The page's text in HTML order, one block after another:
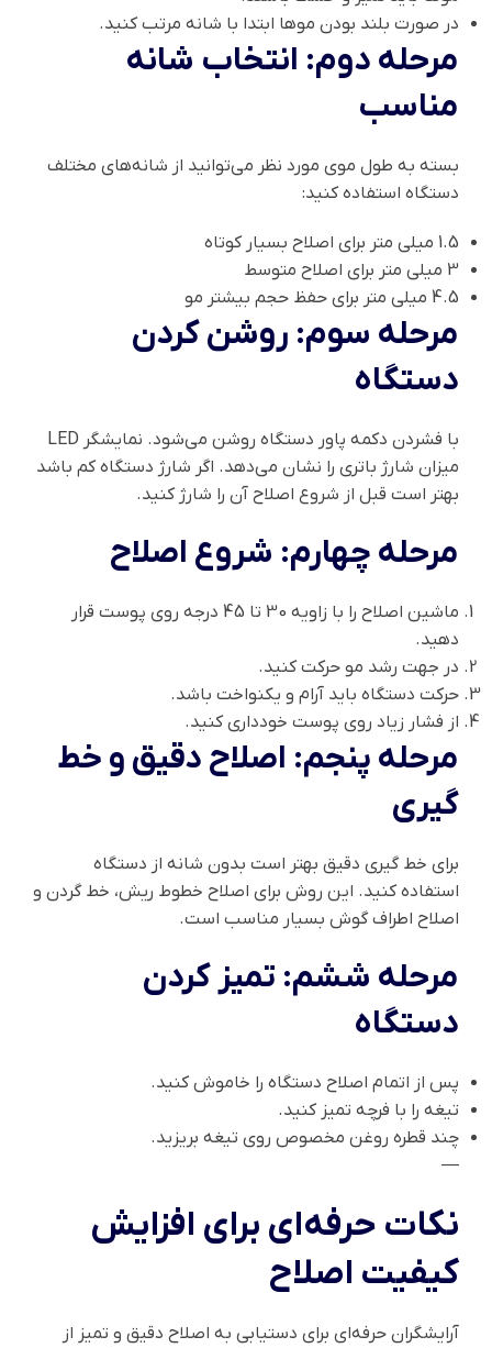
در صورت بلند بودن موها ابتدا با شانه مرتب کنید.
مرحله دوم: انتخاب شانه
مناسب
بسته به طول موی مورد نظر می‌توانید از شانه‌های مختلف
دستگاه استفاده کنید:
1.5 میلی متر برای اصلاح بسیار کوتاه
3 میلی متر برای اصلاح متوسط
4.5 میلی متر برای حفظ حجم بیشتر مو
مرحله سوم: روشن کردن
دستگاه
با فشردن دکمه پاور دستگاه روشن می‌شود. نمایشگر LED
میزان شارژ باتری را نشان می‌دهد. اگر شارژ دستگاه کم باشد
بهتر است قبل از شروع اصلاح آن را شارژ کنید.
مرحله چهارم: شروع اصلاح
ماشین اصلاح را با زاویه 30 تا 45 درجه روی پوست قرار
دهید.
در جهت رشد مو حرکت کنید.
حرکت دستگاه باید آرام و یکنواخت باشد.
از فشار زیاد روی پوست خودداری کنید.
مرحله پنجم: اصلاح دقیق و خط
گیری
برای خط گیری دقیق بهتر است بدون شانه از دستگاه
استفاده کنید. این روش برای اصلاح خطوط ریش، خط گردن و
اصلاح اطراف گوش بسیار مناسب است.
مرحله ششم: تمیز کردن
دستگاه
پس از اتمام اصلاح دستگاه را خاموش کنید.
تیغه را با فرچه تمیز کنید.
چند قطره روغن مخصوص روی تیغه بریزید.
—
نکات حرفه‌ای برای افزایش
کیفیت اصلاح
آرایشگران حرفه‌ای برای دستیابی به اصلاح دقیق و تمیز از